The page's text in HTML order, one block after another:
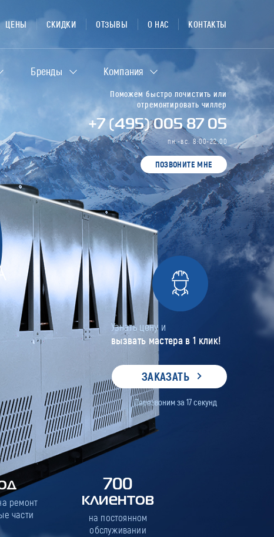
Поможем быстро почистить или
отремонтировать чиллер
+7 (495) 005 87 05
пн.-вс. 8:00-22:00
ПОЗВОНИТЕ МНЕ
Узнать цену и
вызвать мастера в 1 клик!
ЗАКАЗАТЬ
Перезвоним за 17секунд
ремонт
части
700
клиентов
на постоянном
обслуживании
ЦЕНЫ СКИДКИ ОТЗЫВЫ О НАС КОНТАКТЫ
Бренды Компания